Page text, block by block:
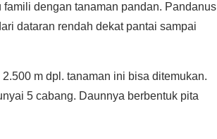
dengan tanaman pandan. Pandanus
dataran rendah dekat pantai sampai
m dpl. tanaman ini bisa ditemukan.
5 cabang. Daunnya berbentuk pita